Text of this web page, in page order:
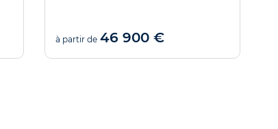
à partir de 46 900 €